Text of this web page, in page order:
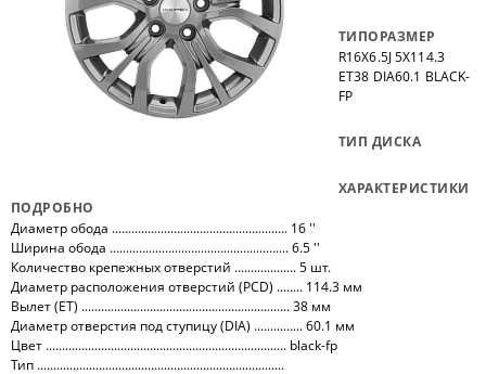
ТИПОРАЗМЕР
R16X6.5J 5X114.3
ET38 DIA60.1 BLACK-
FP
ТИП ДИСКА
ХАРАКТЕРИСТИКИ
ПОДРОБНО
Диаметр обода ...................................................... 16 ''
Ширина обода ....................................................... 6.5 ''
Количество крепежных отверстий ................... 5 шт.
Диаметр расположения отверстий (PCD) ........ 114.3 мм
Вылет (ET) ................................................................ 38 мм
Диаметр отверстия под ступицу (DIA) ............... 60.1 мм
Цвет .......................................................................... black-fp
Тип ............................................................................